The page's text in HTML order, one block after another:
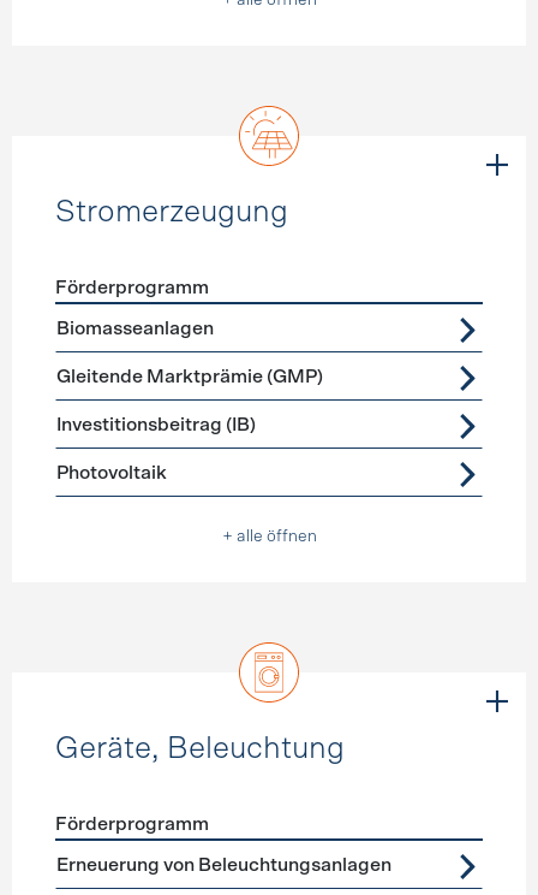
Stromerzeugung
Förderprogramme
Förderprogramm
Biomasseanlagen
Gleitende Marktprämie (GMP)
Investitionsbeitrag (IB)
Photovoltaik
+ alle öffnen
Geräte, Beleuchtung
Förderprogramme Geräte, Beleuchtung
Förderprogramm
Erneuerung von Beleuchtungsanlagen